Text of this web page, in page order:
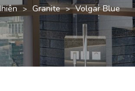
> Granite > Volgar Blue